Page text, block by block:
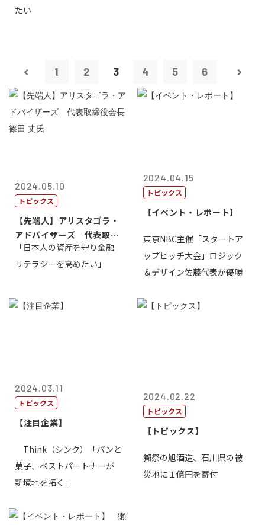
たい
1 2 3 4 5 6
2024.05.10
トピックス
【先端人】アリスタゴラ・
アドバイザーズ 代表取締
役会長 篠田...
「日本人の資産を守り金融
リテラシーを高めたい」
2024.04.15
トピックス
【イベント・レポート】
東京NBC主催「スタートア
ップピッチ大会」ロジック
＆デザイン佐藤代表が優勝
2024.03.11
トピックス
【注目企業】
Think（シンク）「パンと
菓子、ベストパートナーが
新境地を拓く」
2024.02.22
トピックス
【トピックス】
獺祭の旭酒造、石川県の被
災地に１億円を寄付